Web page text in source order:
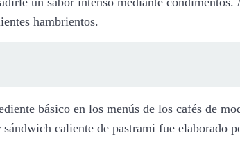
hambrientos.
básico en los menús de los cafés de
caliente de pastrami fue elaborado